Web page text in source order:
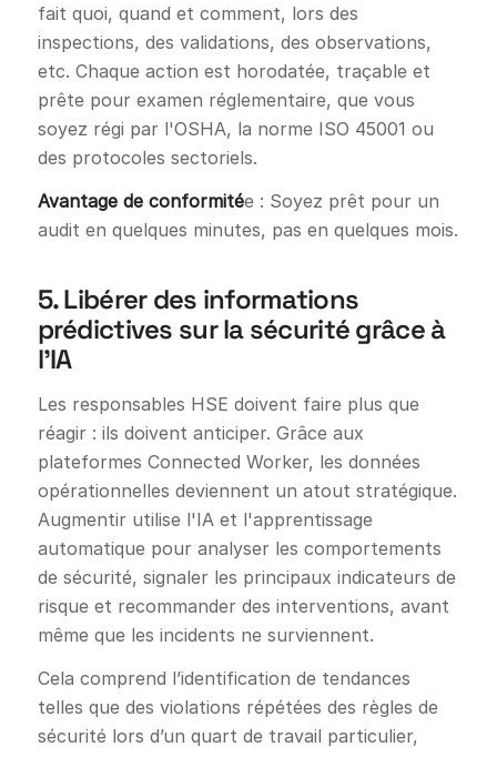
fait quoi, quand et comment, lors des
inspections, des validations, des observations,
etc. Chaque action est horodatée, traçable et
prête pour examen réglementaire, que vous
soyez régi par l'OSHA, la norme ISO 45001 ou
des protocoles sectoriels.
Avantage de conformitée : Soyez prêt pour un
audit en quelques minutes, pas en quelques mois.
5. Libérer des informations
prédictives sur la sécurité grâce à
l'IA
Les responsables HSE doivent faire plus que
réagir : ils doivent anticiper. Grâce aux
plateformes Connected Worker, les données
opérationnelles deviennent un atout stratégique.
Augmentir utilise l'IA et l'apprentissage
automatique pour analyser les comportements
de sécurité, signaler les principaux indicateurs de
risque et recommander des interventions, avant
même que les incidents ne surviennent.
Cela comprend l’identification de tendances
telles que des violations répétées des règles de
sécurité lors d’un quart de travail particulier,